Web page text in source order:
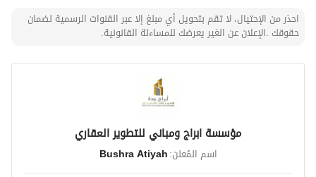
احذر من الإحتيال، لا تقم بتحويل أي مبلغ إلا عبر القنوات الرسمية لضمان
حقوقك .الإعلان عن الغير يعرضك للمساءلة القانونية.
مؤسسة ابراج ومباني للتطوير العقاري
اسم المُعلن:Bushra Atiyah